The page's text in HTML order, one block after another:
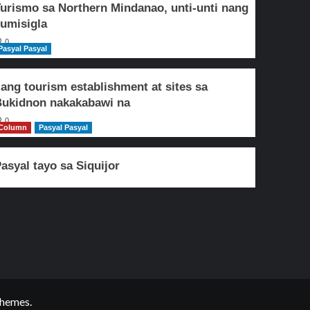
sa Northern Mindanao, unti-unti nang
0
Pasyal
tourism establishment at sites sa
nakakabawi na
0
Pasyal Pasyal
tayo sa Siquijor